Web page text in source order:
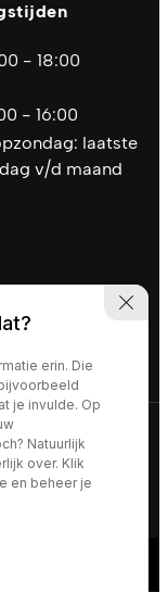
- 18:00
- 16:00
laatste
v/d maand
erin. Die
je invulde. Op
Natuurlijk
over. Klik
en beheer je